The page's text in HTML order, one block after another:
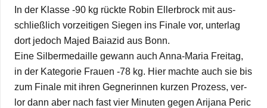
In der Klasse ‑90 kg rückte Robin Eller­b­rock mit aus­
schließ­lich vor­zei­ti­gen Sie­gen ins Finale vor, unter­lag
dort jedoch Majed Bai­azid aus Bonn.
Eine Sil­ber­me­daille gewann auch Anna-Maria Frei­tag,
in der Kate­go­rie Frauen ‑78 kg. Hier machte auch sie bis
zum Finale mit ihren Geg­ne­rin­nen kur­zen Pro­zess, ver­
lor dann aber nach fast vier Minu­ten gegen Ari­jana Peric